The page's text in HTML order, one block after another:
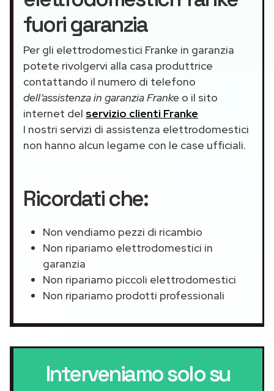
fuori garanzia
Per gli elettrodomestici Franke in garanzia
potete rivolgervi alla casa produttrice
contattando il numero di telefono
dell’assistenza in garanzia Franke o il sito
internet del servizio clienti Franke
I nostri servizi di assistenza elettrodomestici
non hanno alcun legame con le case ufficiali.
Ricordati che:
Non vendiamo pezzi di ricambio
Non ripariamo elettrodomestici in
garanzia
Non ripariamo piccoli elettrodomestici
Non ripariamo prodotti professionali
Interveniamo solo su